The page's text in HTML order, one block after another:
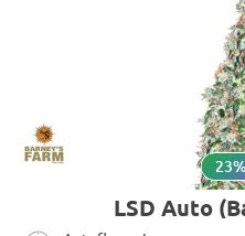
LSD Auto
Autoflowering